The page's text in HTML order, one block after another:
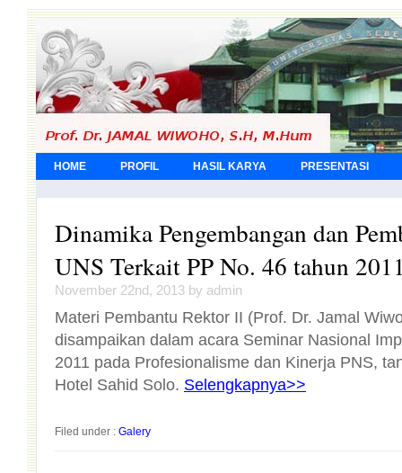
HOME PROFIL HASIL KARYA PRESENTASI
Dinamika Pengembangan dan
UNS Terkait PP No. 46 tahun
November 22nd, 2013 by admin
Materi Pembantu Rektor II (Prof. Dr. Jamal
disampaikan dalam acara Seminar Nasional
2011 pada Profesionalisme dan Kinerja PNS, tanggal
Hotel Sahid Solo. Selengkapnya>>
Filed under : Galery